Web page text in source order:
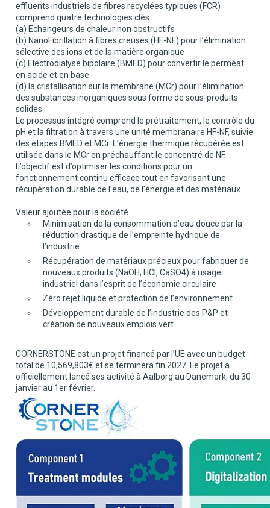
effluents industriels de fibres recyclées typiques (FCR)
comprend quatre technologies clés :
(a) Echangeurs de chaleur non obstructifs
(b) NanoFibrillation à fibres creuses (HF-NF) pour l’élimination
sélective des ions et de la matière organique
(c) Electrodialyse bipolaire (BMED) pour convertir le perméat
en acide et en base
(d) la cristallisation sur la membrane (MCr) pour l’élimination
des substances inorganiques sous forme de sous-produits
solides
Le processus intégré comprend le prétraitement, le contrôle du
pH et la filtration à travers une unité membranaire HF-NF, suivie
des étapes BMED et MCr. L’énergie thermique récupérée est
utilisée dans le MCr en préchauffant le concentré de NF.
L’objectif est d’optimiser les conditions pour un
fonctionnement continu efficace tout en favorisant une
récupération durable de l’eau, de l’énergie et des matériaux.
Valeur ajoutée pour la société :
Minimisation de la consommation d’eau douce par la
réduction drastique de l’empreinte hydrique de
l’industrie.
Récupération de matériaux précieux pour fabriquer de
nouveaux produits (NaOH, HCI, CaSO4) à usage
industriel dans l’esprit de l’économie circulaire
Zéro rejet liquide et protection de l’environnement
Développement durable de l’industrie des P&P et
création de nouveaux emplois vert.
CORNERSTONE est un projet financé par l’UE avec un budget
total de 10,569,803€ et se terminera fin 2027. Le projet a
officiellement lancé ses activité à Aalborg au Danemark, du 30
janvier au 1er février.